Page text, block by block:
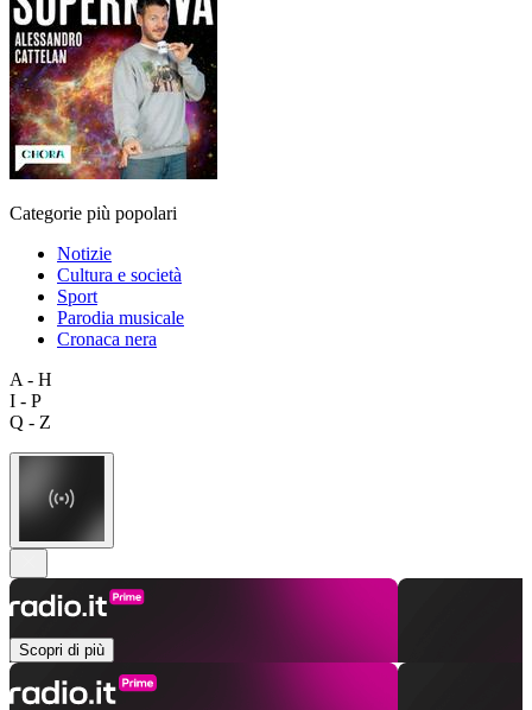
Categorie più popolari
Notizie
Cultura e società
Sport
Parodia musicale
Cronaca nera
A - H
I - P
Q - Z
Scopri di più